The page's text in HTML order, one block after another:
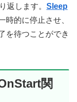
返します。 Sleep
時的に停止させ、
を待つことができ
関